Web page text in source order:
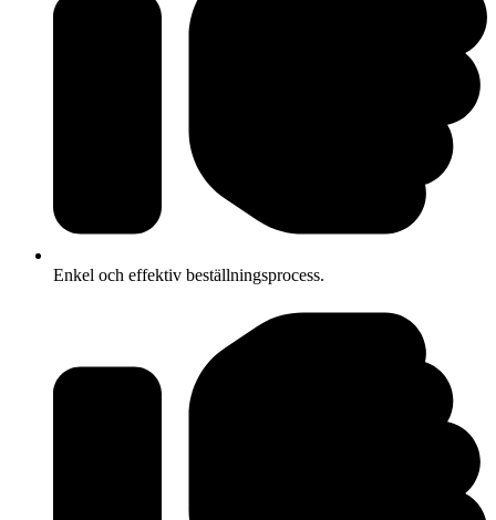
Enkel och effektiv beställningsprocess.